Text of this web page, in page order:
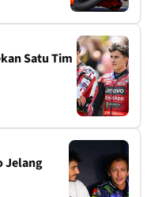
Satu Tim
Jelang